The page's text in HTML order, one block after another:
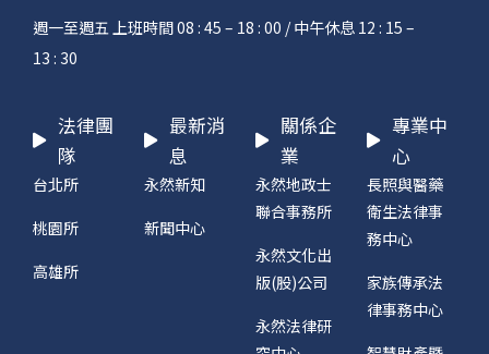
週一至週五 上班時間 08 : 45 – 18 : 00 / 中午休息 12 : 15 –
13 : 30
法律團
隊
台北所
桃園所
高雄所
最新消
息
永然新知
新聞中心
關係企
業
永然地政士
聯合事務所
永然文化出
版(股)公司
永然法律研
專業中
心
長照與醫藥
衛生法律事
務中心
家族傳承法
律事務中心